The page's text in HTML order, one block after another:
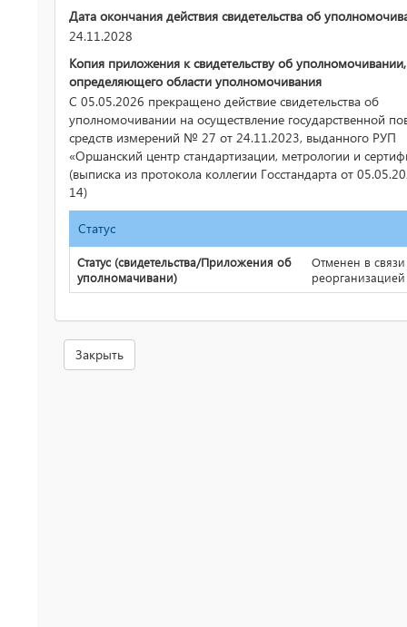
Дата окончания действия свидетельства об
24.11.2028
Копия приложения к свидетельству об уполномочивании,
определяющего области уполномочивания
С 05.05.2026 прекращено действие свидетельства об
уполномочивании на осуществление государственной
средств измерений № 27 от 24.11.2023, выданного РУП
«Оршанский центр стандартизации, метрологии и
(выписка из протокола коллегии Госстандарта от
14)
Статус
Статус (свидетельства/Приложения об
уполномачивани)
Отменен в связи
реорганизацией
Закрыть